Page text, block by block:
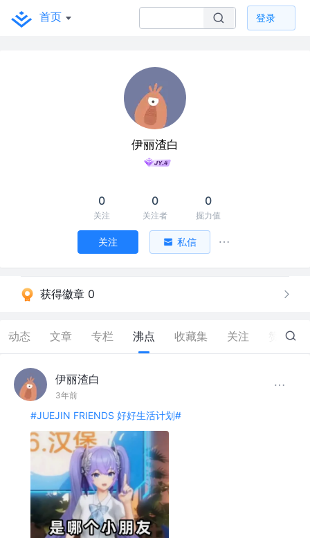
首页 登录
伊丽渣白
0
关注
0
关注者
0
掘力值
关注 私信
获得徽章 0
动态 文章 专栏 沸点 收藏集 关注 0
伊丽渣白
3年前
#JUEJIN FRIENDS 好好生活计划#